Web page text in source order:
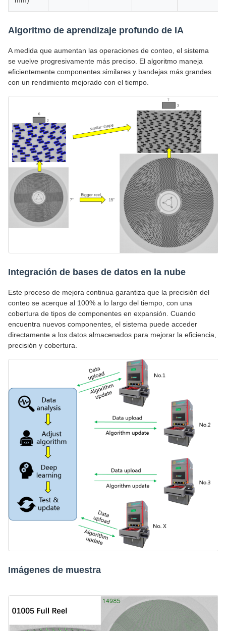
Algoritmo de aprendizaje profundo de IA
A medida que aumentan las operaciones de conteo, el sistema
se vuelve progresivamente más preciso. El algoritmo maneja
eficientemente componentes similares y bandejas más grandes
con un rendimiento mejorado con el tiempo.
Integración de bases de datos en la nube
Este proceso de mejora continua garantiza que la precisión del
conteo se acerque al 100% a lo largo del tiempo, con una
cobertura de tipos de componentes en expansión. Cuando
encuentra nuevos componentes, el sistema puede acceder
directamente a los datos almacenados para mejorar la eficiencia,
precisión y cobertura.
Imágenes de muestra